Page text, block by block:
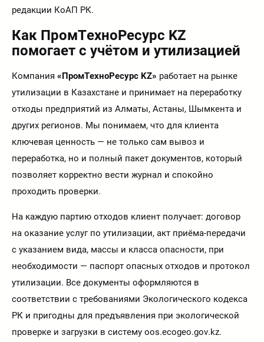
редакции КоАП РК.
Как ПромТехноРесурс KZ
помогает с учётом и утилизацией
Компания «ПромТехноРесурс KZ» работает на рынке
утилизации в Казахстане и принимает на переработку
отходы предприятий из Алматы, Астаны, Шымкента и
других регионов. Мы понимаем, что для клиента
ключевая ценность — не только сам вывоз и
переработка, но и полный пакет документов, который
позволяет корректно вести журнал и спокойно
проходить проверки.
На каждую партию отходов клиент получает: договор
на оказание услуг по утилизации, акт приёма-передачи
с указанием вида, массы и класса опасности, при
необходимости — паспорт опасных отходов и протокол
утилизации. Все документы оформляются в
соответствии с требованиями Экологического кодекса
РК и пригодны для предъявления при экологической
проверке и загрузки в систему oos.ecogeo.gov.kz.